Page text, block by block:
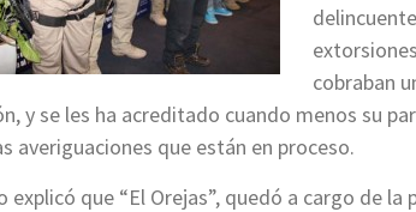
cobraban
y se les ha acreditado cuando menos su
averiguaciones que están en proceso.
explicó que “El Orejas”, quedó a cargo de